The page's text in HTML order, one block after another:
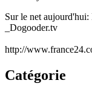
Sur le net
_Dogooder.tv
http://
Catégorie